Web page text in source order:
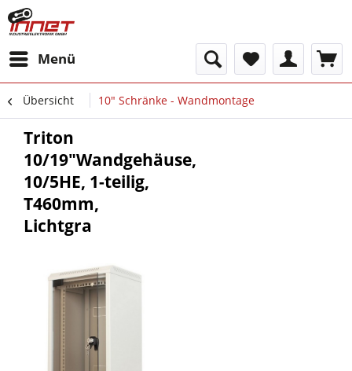
Menü
Übersicht 10" Schränke - Wandmontage
Triton
10/19"Wandgehäuse,
10/5HE, 1-teilig,
T460mm,
Lichtgra